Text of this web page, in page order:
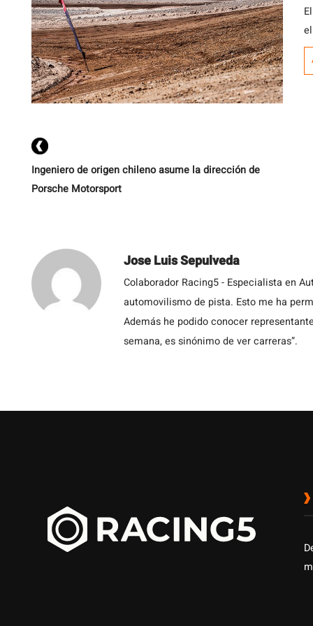
Ingeniero de origen chileno asume la dirección de
Porsche Motorsport
Jose Luis Sepulveda
Colaborador Racing5 - Especialista en
automovilismo de pista. Esto me ha
Además he podido conocer
semana, es sinónimo de ver carreras”.